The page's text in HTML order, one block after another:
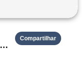
Compartilhar